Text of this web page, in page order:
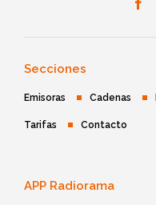
Secciones
Emisoras Cadenas
Tarifas Contacto
APP Radiorama